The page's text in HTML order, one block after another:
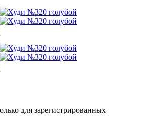
для зарегистрированных